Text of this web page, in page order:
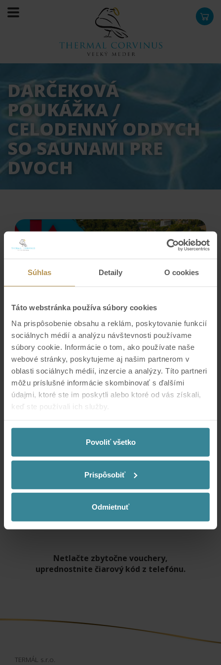
Súhlas Detaily O cookies
Táto webstránka používa súbory cookies
Na prispôsobenie obsahu a reklám, poskytovanie funkcií
sociálnych médií a analýzu návštevnosti používame
súbory cookie. Informácie o tom, ako používate naše
webové stránky, poskytujeme aj našim partnerom v
oblasti sociálnych médií, inzercie a analýzy. Títo partneri
môžu príslušné informácie skombinovať s ďalšími
údajmi, ktoré ste im poskytli alebo ktoré od vás získali,
keď ste používali ich služby.
We work with7 third partieswho may receive and
process your information.Povoliť všetko
Prispôsobiť
Odmietnuť
DARČEKOVÁ
POUKÁŽKA /
CELODENNÝ ODDYCH
SO SAUNAMI PRE
DVOCH
VARIANTY VSTUPENKY:
DARČEKOVÁ POUKÁŽKA
CELODENNÝ ODDYCH SO SAUNAMI PRE DVOCH
52.00 € KÚPIŤ
DARČEKOVÁ POUKÁŽKA zahŕňa dve jednorazové celodenné
vstupenky do kúpaliska THERMAL CORVINUS v cene 36,00 € a
parná a fínska sauna, soľná komora, jacuzzi, ochladzovací
bazén, ľadopád, zážitková sprcha, relaxačná miestnosť). Vstup
do saunového sveta je možné využiť v období jeho prevádzky:
do 15. 5. 2026 a od 15. 9. do 31. 12. 2026. Online zakúpená
Netlačte zbytočne vouchery,
uprednostnite čiarový kód z telefónu.
TERMÁL s.r.o.